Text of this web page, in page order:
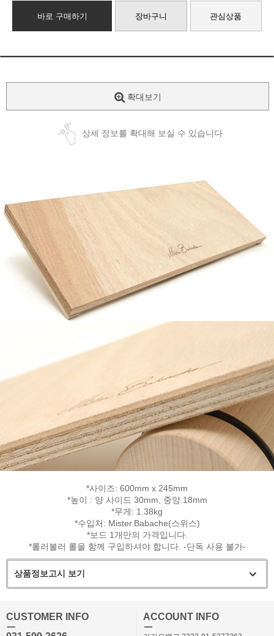
바로 구매하기 장바구니 관심상품
확대보기
상세 정보를 확대해 보실 수 있습니다
*사이즈: 600mm x 245mm
*높이 : 양 사이드 30mm, 중앙 18mm
*무게: 1.38kg
*수입처: Mister.Babache(스위스)
*보드 1개만의 가격입니다.
*롤러볼러 롤을 함께 구입하셔야 합니다. -단독 사용 불가-
상품정보고시 보기
CUSTOMER INFO
ㅡ
ACCOUNT INFO
ㅡ